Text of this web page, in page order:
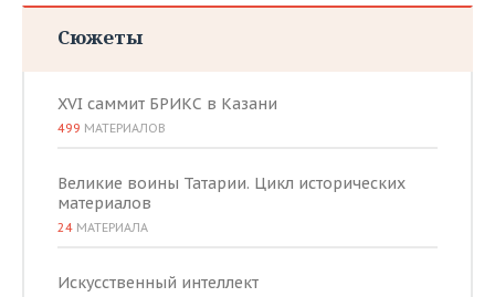
Сюжеты
XVI саммит БРИКС в Казани
499 МАТЕРИАЛОВ
Великие воины Татарии. Цикл исторических
материалов
24 МАТЕРИАЛА
Искусственный интеллект